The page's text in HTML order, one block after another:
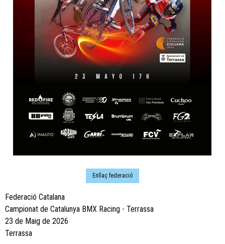
Enllaç federació
Federació Catalana
Campionat de Catalunya BMX Racing - Terrassa
23 de Maig de 2026
Terrassa